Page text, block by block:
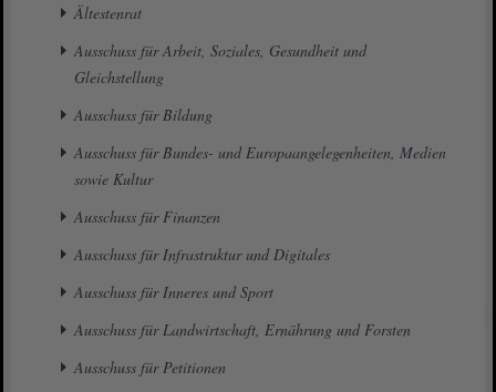
Ältestenrat
Ausschuss für Arbeit, Soziales, Gesundheit und
Gleichstellung
Ausschuss für Bildung
Ausschuss für Bundes- und Europaangelegenheiten, Medien
sowie Kultur
Ausschuss für Finanzen
Ausschuss für Infrastruktur und Digitales
Ausschuss für Inneres und Sport
Ausschuss für Landwirtschaft, Ernährung und Forsten
Ausschuss für Petitionen